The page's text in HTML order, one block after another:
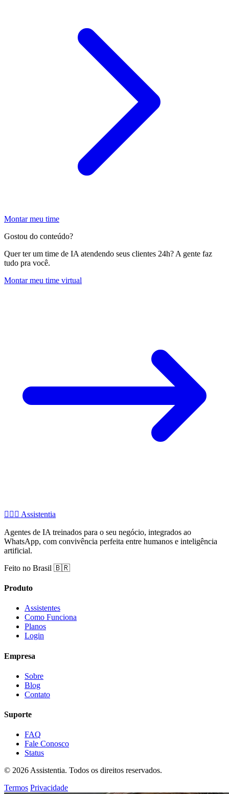
Montar meu time
Gostou do conteúdo?
Quer ter um time de IA atendendo seus clientes 24h? A gente faz
tudo pra você.
Montar meu time virtual
🧚🏻‍♂️ Assistentia
Agentes de IA treinados para o seu negócio, integrados ao
WhatsApp, com convivência perfeita entre humanos e inteligência
artificial.
Feito no Brasil 🇧🇷
Produto
Assistentes
Como Funciona
Planos
Login
Empresa
Sobre
Blog
Contato
Suporte
FAQ
Fale Conosco
Status
© 2026 Assistentia. Todos os direitos reservados.
Termos Privacidade